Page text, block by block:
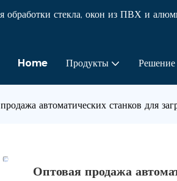
стекла, окон из ПВХ и
Home Продукты Решение
автоматических станков для
Оптовая продажа